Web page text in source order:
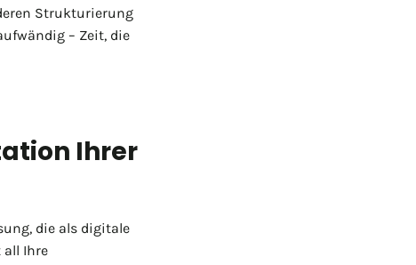
Strukturierung
– Zeit, die
Ihrer
die als digitale
all Ihre